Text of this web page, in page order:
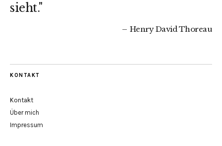
sieht."
Henry David Thoreau
KONTAKT
Kontakt
Über mich
Impressum